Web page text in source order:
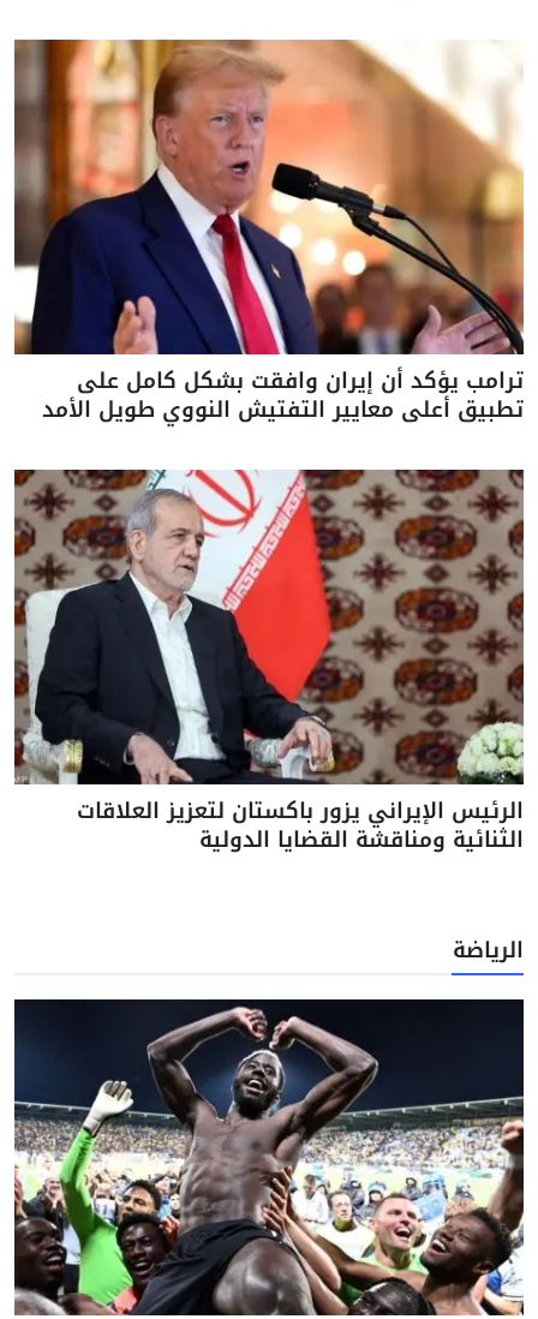
ترامب يؤكد أن إيران وافقت بشكل كامل على
تطبيق أعلى معايير التفتيش النووي طويل الأمد
الرئيس الإيراني يزور باكستان لتعزيز العلاقات
الثنائية ومناقشة القضايا الدولية
الرياضة